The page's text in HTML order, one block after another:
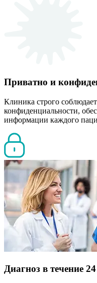
Приватно и
Клиника строго
конфиденциальности,
информации каждого
Диагноз в течение